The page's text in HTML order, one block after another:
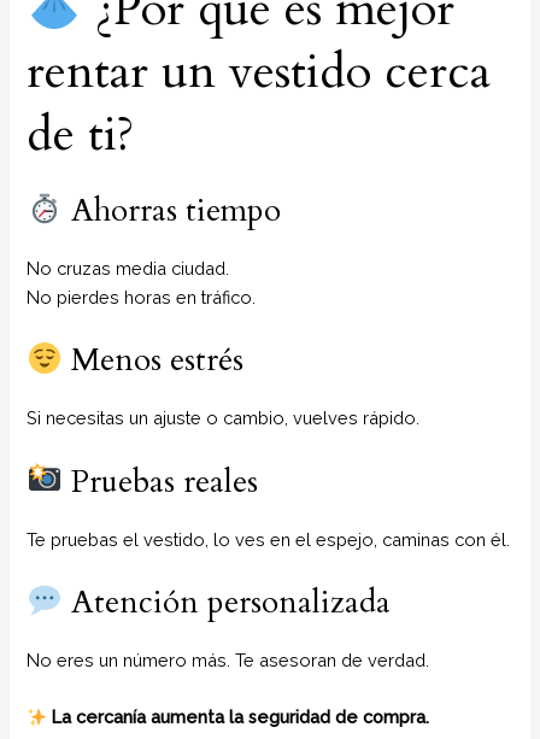
rentar un vestido cerca
de ti?
Ahorras tiempo
No cruzas media ciudad.
No pierdes horas en tráfico.
Menos estrés
Si necesitas un ajuste o cambio, vuelves rápido.
Pruebas reales
Te pruebas el vestido, lo ves en el espejo, caminas con él.
Atención personalizada
No eres un número más. Te asesoran de verdad.
La cercanía aumenta la seguridad de compra.